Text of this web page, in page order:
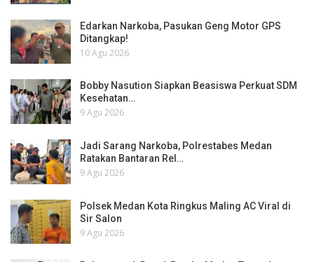
Edarkan Narkoba, Pasukan Geng Motor GPS
Ditangkap!
10 Agu 2026
Bobby Nasution Siapkan Beasiswa Perkuat SDM
Kesehatan…
9 Agu 2026
Jadi Sarang Narkoba, Polrestabes Medan
Ratakan Bantaran Rel…
9 Agu 2026
Polsek Medan Kota Ringkus Maling AC Viral di
Sir Salon
9 Agu 2026